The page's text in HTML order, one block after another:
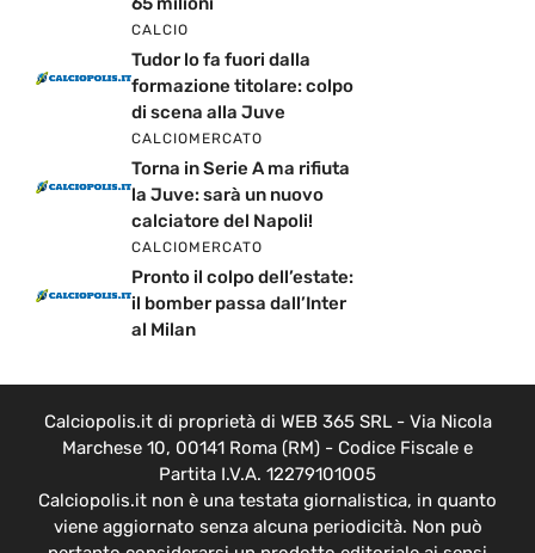
CALCIO
Tudor lo fa fuori dalla
formazione titolare: colpo
di scena alla Juve
CALCIOMERCATO
Torna in Serie A ma rifiuta
la Juve: sarà un nuovo
calciatore del Napoli!
CALCIOMERCATO
Pronto il colpo dell’estate:
il bomber passa dall’Inter
al Milan
Calciopolis.it di proprietà di WEB 365 SRL - Via Nicola
Marchese 10, 00141 Roma (RM) - Codice Fiscale e
Partita I.V.A. 12279101005
Calciopolis.it non è una testata giornalistica, in quanto
viene aggiornato senza alcuna periodicità. Non può